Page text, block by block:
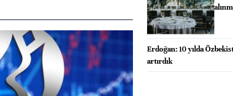
Erdoğan: 10 yılda
artırdık